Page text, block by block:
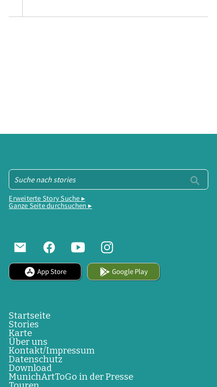
Erweiterte Story Suche ▸
Ganze Seite durchsuchen ▸
App Store Google Play
Startseite
Stories
Karte
Über uns
Kontakt/Impressum
Datenschutz
Download
MunichArtToGo in der Presse